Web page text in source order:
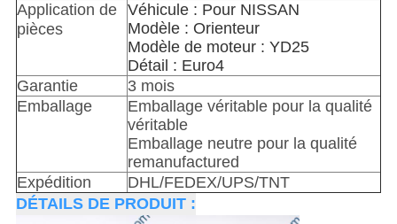
Application de
pièces
Véhicule : Pour NISSAN
Modèle : Orienteur
Modèle de moteur : YD25
Détail : Euro4
Garantie
3 mois
Emballage
Emballage véritable pour la qualité
véritable
Emballage neutre pour la qualité
remanufactured
Expédition
DHL/FEDEX/UPS/TNT
DÉTAILS DE PRODUIT :